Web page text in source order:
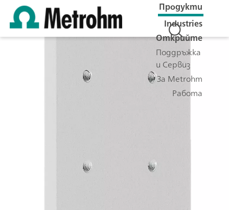
Продукти
Industries
Открийте
Поддръжка
и Сервиз
За Metrohm
Работа